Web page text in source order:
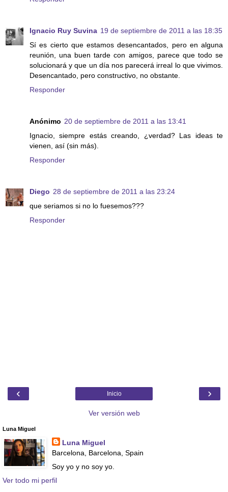
Ignacio Ruy Suvina 19 de septiembre de 2011 a las 18:35
Sí es cierto que estamos desencantados, pero en alguna
reunión, una buen tarde con amigos, parece que todo se
solucionará y que un día nos parecerá irreal lo que vivimos.
Desencantado, pero constructivo, no obstante.
Responder
Anónimo 20 de septiembre de 2011 a las 13:41
Ignacio, siempre estás creando, ¿verdad? Las ideas te
vienen, así (sin más).
Responder
Diego 28 de septiembre de 2011 a las 23:24
que seriamos si no lo fuesemos???
Responder
‹ ›
Inicio
Ver versión web
Luna Miguel
Luna Miguel
Barcelona, Barcelona, Spain
Soy yo y no soy yo.
Ver todo mi perfil